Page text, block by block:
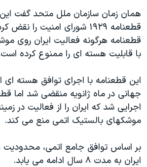
همان زمان سازمان ملل متحد گفت
قطعنامه ۱۹۲۹ شورای امنیت را
قطعنامه هرگونه فعالیت ایران روی
با قابلیت هسته ای را ممنوع کرده
این قطعنامه با اجرای توافق هسته ای
جهانی در ماه ژانویه منقضی شد اما
اجرایی شد که ایران را از فعالیت در
موشکهای بالستیک اتمی منع می کند.
بر اساس توافق جامع اتمی،
ایران به مدت ۸ سال ادامه می یابد.